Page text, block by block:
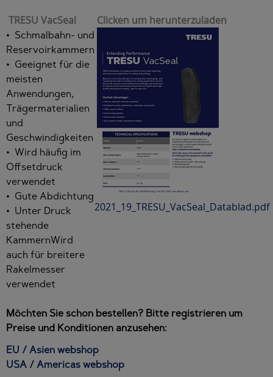
TRESU VacSeal Clicken um herunterzuladen
• Schmalbahn- und
Reservoirkammern
• Geeignet für die
meisten
Anwendungen,
Trägermaterialien
und
Geschwindigkeiten
• Wird häufig im
Offsetdruck
verwendet
• Gute Abdichtung
• Unter Druck
stehende
KammernWird
auch für breitere
Rakelmesser
verwendet
2021_19_TRESU_VacSeal_Datablad.pdf
Möchten Sie schon bestellen? Bitte registrieren um
Preise und Konditionen anzusehen:
EU / Asien webshop
USA / Americas webshop